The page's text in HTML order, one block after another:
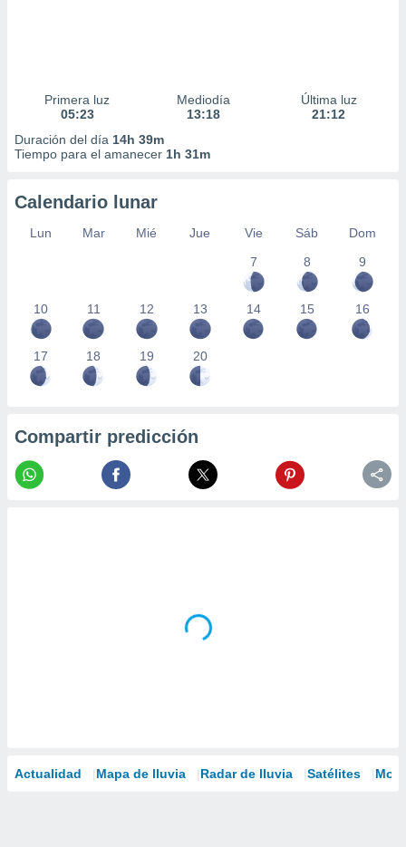
Primera luz
05:23
Mediodía
13:18
Última luz
21:12
Duración del día 14h 39m
Tiempo para el amanecer 1h 31m
Calendario lunar
Lun Mar Mié Jue Vie Sáb
Dom
7
8 9
10 11 12 13 14 15 16
17 18 19 20
Compartir predicción
Actualidad Mapa de lluvia Radar de lluvia Satélites